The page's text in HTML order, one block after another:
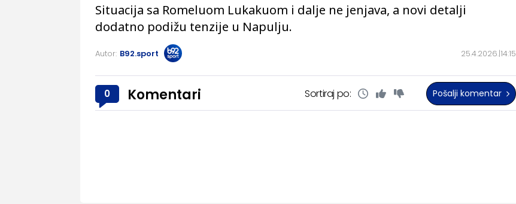
25.4.2026. 14:15
Situacija sa Romeluom Lukakuom i dalje ne jenjava, a novi detalji
dodatno podižu tenzije u Napulju.
Autor: B92.sport
0 Komentari Sortiraj po: Pošalji komentar